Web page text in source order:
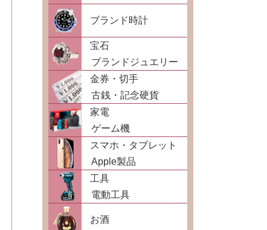
ブランド時計
宝石
ブランドジュエリー
金券・切手
古銭・記念硬貨
家電
ゲーム機
スマホ・タブレット
Apple製品
工具
電動工具
お酒